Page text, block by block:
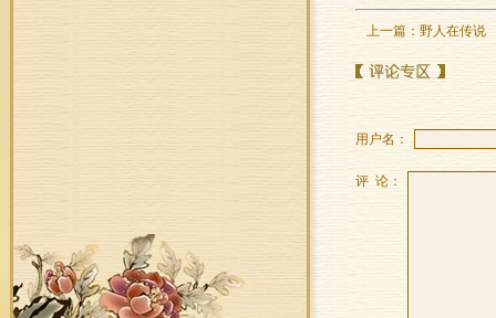
上一篇： 野人在传说
用户名：
评 论：